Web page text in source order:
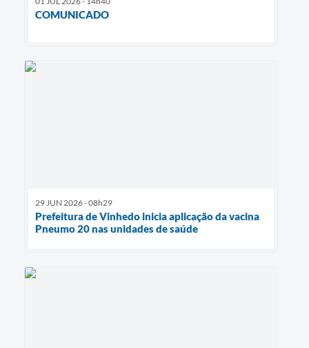
COMUNICADO
29 JUN 2026 - 08h29
Prefeitura de Vinhedo inicia aplicação da vacina
Pneumo 20 nas unidades de saúde